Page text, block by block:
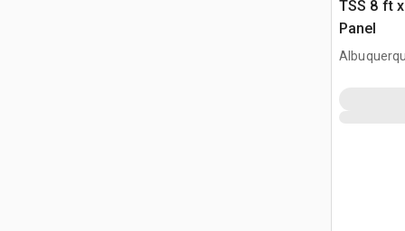
TSS 8 ft
Panel